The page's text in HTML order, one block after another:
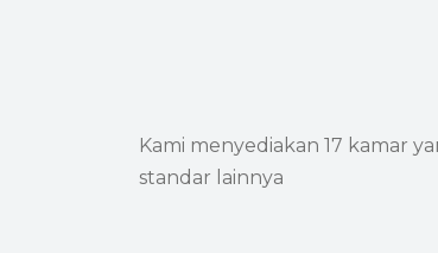
Kami menyediakan 17 kamar
standar lainnya